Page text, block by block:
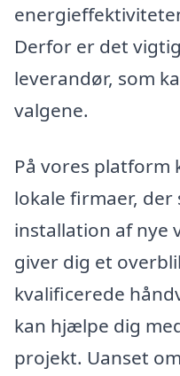
Derfor er det
leverandør, som
valgene.
På vores platform
lokale firmaer, der
installation af nye
giver dig et
kvalificerede
kan hjælpe dig
projekt. Uanset